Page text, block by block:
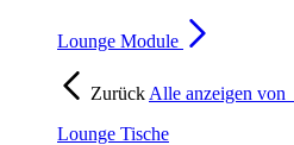
Lounge Module
Zurück Alle anzeigen von
Lounge Tische